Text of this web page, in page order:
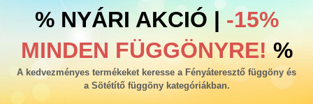
% NYÁRI AKCIÓ | -15%
MINDEN FÜGGÖNYRE!%
A kedvezményes termékeket keresse a Fényáteresztő függöny és
a Sötétítő függöny kategóriákban.